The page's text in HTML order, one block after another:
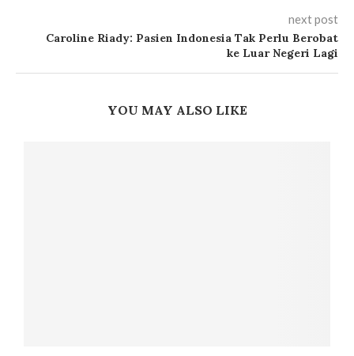
next post
Caroline Riady: Pasien Indonesia Tak Perlu Berobat
ke Luar Negeri Lagi
YOU MAY ALSO LIKE